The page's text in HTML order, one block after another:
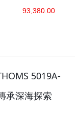
93,380.00
5019A-
承深海探索